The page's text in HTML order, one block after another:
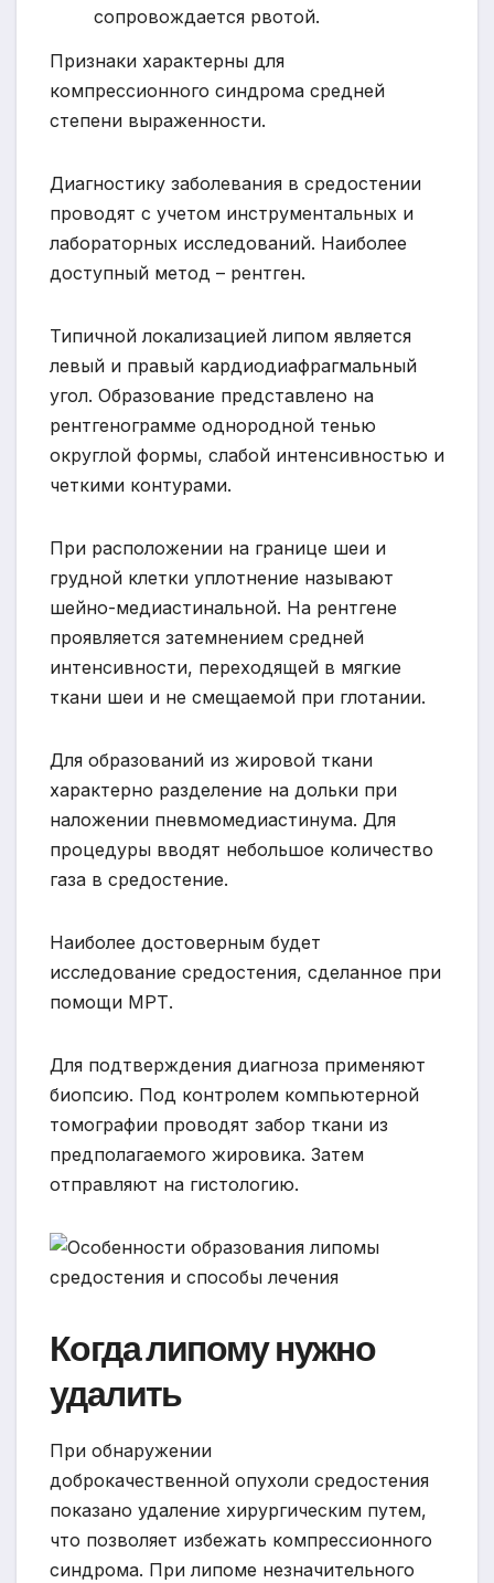
сопровождается рвотой.
Признаки характерны для
компрессионного синдрома средней
степени выраженности.
Диагностику заболевания в средостении
проводят с учетом инструментальных и
лабораторных исследований. Наиболее
доступный метод – рентген.
Типичной локализацией липом является
левый и правый кардиодиафрагмальный
угол. Образование представлено на
рентгенограмме однородной тенью
округлой формы, слабой интенсивностью и
четкими контурами.
При расположении на границе шеи и
грудной клетки уплотнение называют
шейно-медиастинальной. На рентгене
проявляется затемнением средней
интенсивности, переходящей в мягкие
ткани шеи и не смещаемой при глотании.
Для образований из жировой ткани
характерно разделение на дольки при
наложении пневмомедиастинума. Для
процедуры вводят небольшое количество
газа в средостение.
Наиболее достоверным будет
исследование средостения, сделанное при
помощи МРТ.
Для подтверждения диагноза применяют
биопсию. Под контролем компьютерной
томографии проводят забор ткани из
предполагаемого жировика. Затем
отправляют на гистологию.
Когда липому нужно
удалить
При обнаружении
доброкачественной опухоли средостения
показано удаление хирургическим путем,
что позволяет избежать компрессионного
синдрома. При липоме незначительного